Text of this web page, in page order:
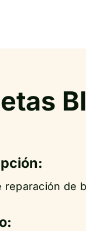
reparación de